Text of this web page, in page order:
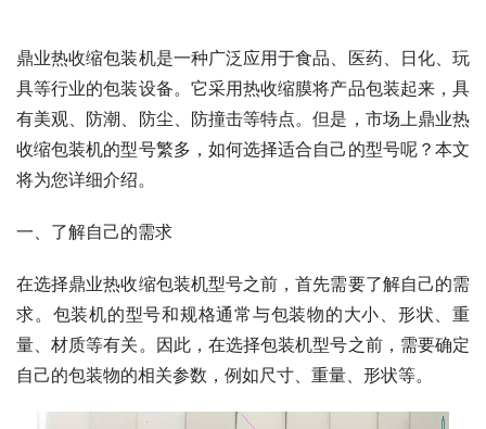
鼎业热收缩包装机是一种广泛应用于食品、医药、日化、玩
具等行业的包装设备。它采用热收缩膜将产品包装起来，具
有美观、防潮、防尘、防撞击等特点。但是，市场上鼎业热
收缩包装机的型号繁多，如何选择适合自己的型号呢？本文
将为您详细介绍。
一、了解自己的需求
在选择鼎业热收缩包装机型号之前，首先需要了解自己的需
求。包装机的型号和规格通常与包装物的大小、形状、重
量、材质等有关。因此，在选择包装机型号之前，需要确定
自己的包装物的相关参数，例如尺寸、重量、形状等。